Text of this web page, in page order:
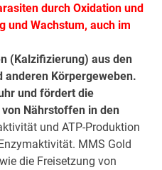
durch Oxidation und
und Wachstum, auch im
(Kalzifizierung) aus den
anderen Körpergeweben.
und fördert die
Nährstoffen in den
und ATP-Produktion
MMS Gold
die Freisetzung von